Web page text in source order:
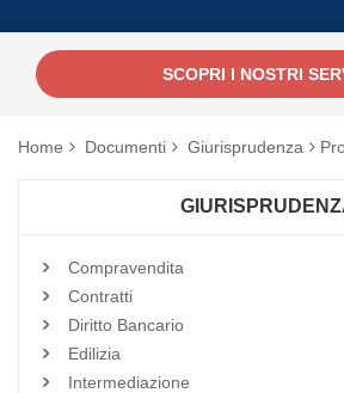
SCOPRI I NOSTRI
Home Documenti Giurisprudenza
Compravendita
Contratti
Diritto Bancario
Edilizia
Intermediazione